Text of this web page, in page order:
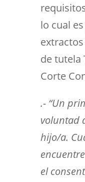
lo cual
de tutela
Corte
.- “Un
voluntad
hijo/a.
el